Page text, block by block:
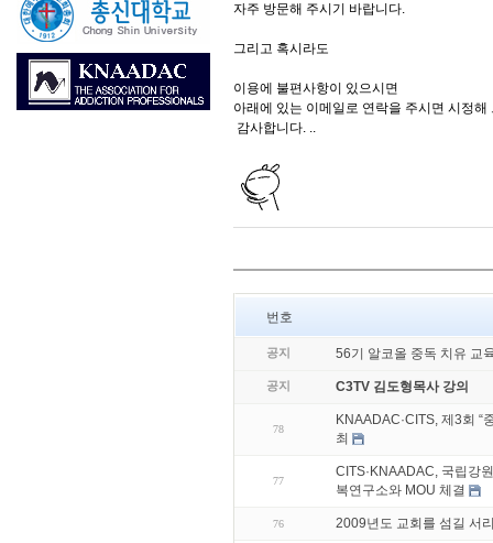
자주 방문해 주시기 바랍니다.
그리고 혹시라도
이용에 불편사항이 있으시면
아래에 있는 이메일로 연락을 주시면 시정해
감사합니다. ..
번호
공지 56기 알코올 중독 치유 교
공지 C3TV 김도형목사 강의
78
KNAADAC·CITS, 제3회 “
최
77
CITS·KNAADAC, 국립강
복연구소와 MOU 체결
76 2009년도 교회를 섬길 서